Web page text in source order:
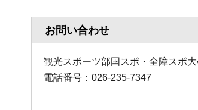
お問い合わせ
観光スポーツ部国スポ・全障スポ
電話番号：026-235-7347